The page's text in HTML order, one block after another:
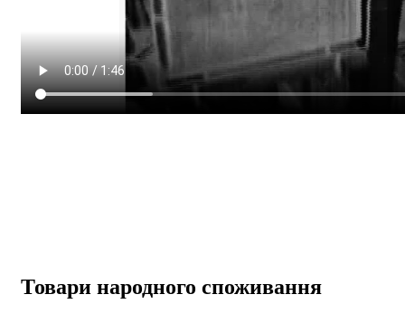
Товари народного споживання